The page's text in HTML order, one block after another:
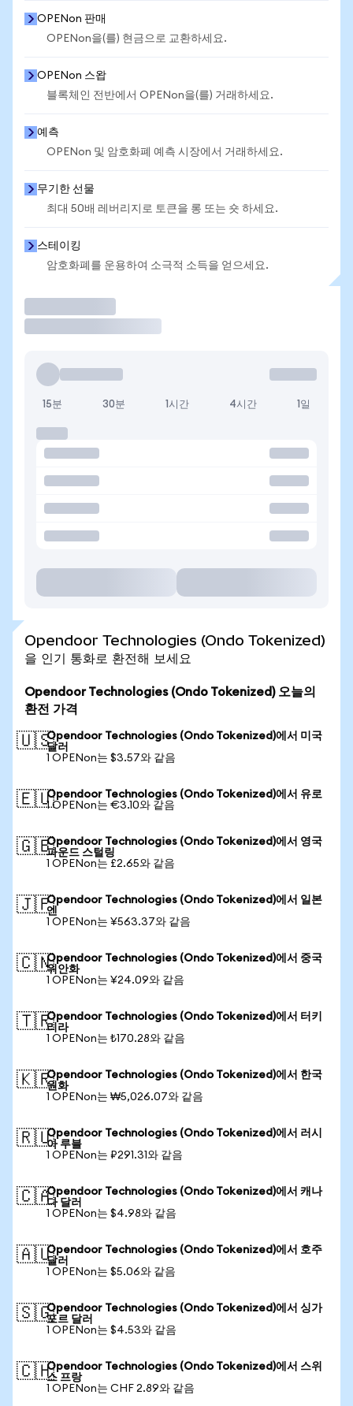
OPENon 판매
OPENon을(를) 현금으로 교환하세요.
OPENon 스왑
블록체인 전반에서 OPENon을(를) 거래하세요.
예측
OPENon 및 암호화폐 예측 시장에서 거래하세요.
무기한 선물
최대 50배 레버리지로 토큰을 롱 또는 숏 하세요.
스테이킹
암호화폐를 운용하여 소극적 소득을 얻으세요.
15분 30분 1시간 4시간 1일
Opendoor Technologies (Ondo Tokenized)
을 인기 통화로 환전해 보세요
Opendoor Technologies (Ondo Tokenized) 오늘의
환전 가격
🇺🇸Opendoor Technologies (Ondo Tokenized)에서 미국
달러
1 OPENon는 $3.57와 같음
🇪🇺Opendoor Technologies (Ondo Tokenized)에서 유로
1 OPENon는 €3.10와 같음
🇬🇧Opendoor Technologies (Ondo Tokenized)에서 영국
파운드 스털링
1 OPENon는 £2.65와 같음
🇯🇵Opendoor Technologies (Ondo Tokenized)에서 일본
엔
1 OPENon는 ¥563.37와 같음
🇨🇳Opendoor Technologies (Ondo Tokenized)에서 중국
위안화
1 OPENon는 ¥24.09와 같음
🇹🇷Opendoor Technologies (Ondo Tokenized)에서 터키
리라
1 OPENon는 ₺170.28와 같음
🇰🇷Opendoor Technologies (Ondo Tokenized)에서 한국
원화
1 OPENon는 ₩5,026.07와 같음
🇷🇺Opendoor Technologies (Ondo Tokenized)에서 러시
아 루블
1 OPENon는 ₽291.31와 같음
🇨🇦Opendoor Technologies (Ondo Tokenized)에서 캐나
다 달러
1 OPENon는 $4.98와 같음
🇦🇺Opendoor Technologies (Ondo Tokenized)에서 호주
달러
1 OPENon는 $5.06와 같음
🇸🇬Opendoor Technologies (Ondo Tokenized)에서 싱가
포르 달러
1 OPENon는 $4.53와 같음
🇨🇭Opendoor Technologies (Ondo Tokenized)에서 스위
스 프랑
1 OPENon는 CHF 2.89와 같음